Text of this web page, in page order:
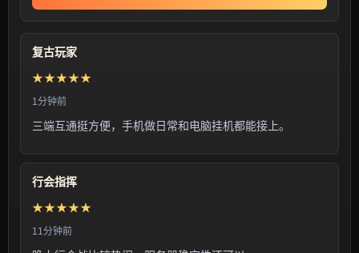
复古玩家
★★★★★
1分钟前
三端互通挺方便，手机做日常和电脑挂机都能接上。
行会指挥
★★★★★
11分钟前